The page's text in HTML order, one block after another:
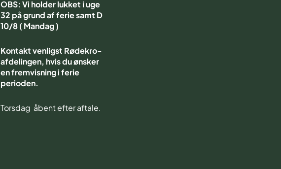
OBS: Vi holder lukket i uge
32 på grund af ferie samt D
10/8 ( Mandag )
Kontakt venligst Rødekro-
afdelingen, hvis du ønsker
en fremvisning i ferie
perioden.
Torsdag åbent efter aftale.